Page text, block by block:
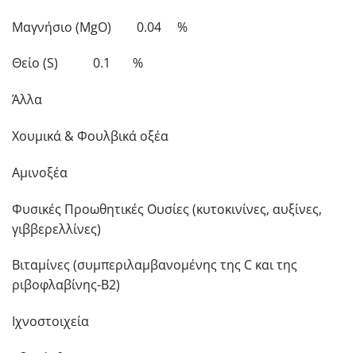
Μαγνήσιο (MgO) 0.04 %
Θείο (S) 0.1 %
Άλλα
Χουμικά & Φουλβικά οξέα
Αμινοξέα
Φυσικές Προωθητικές Ουσίες (κυτοκινίνες, αυξίνες,
γιββερελλίνες)
Βιταμίνες (συμπεριλαμβανομένης της C και της
ριβοφλαβίνης-Β2)
Ιχνοστοιχεία